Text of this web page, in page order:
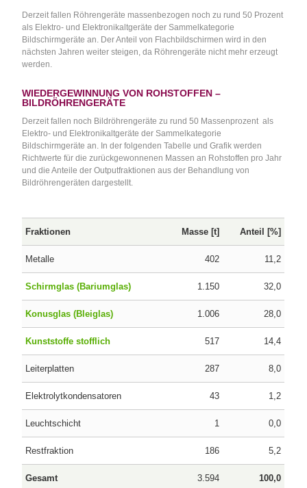
Derzeit fallen Röhrengeräte massenbezogen noch zu rund 50 Prozent
als Elektro- und Elektronikaltgeräte der Sammelkategorie
Bildschirmgeräte an. Der Anteil von Flachbildschirmen wird in den
nächsten Jahren weiter steigen, da Röhrengeräte nicht mehr erzeugt
werden.
WIEDERGEWINNUNG VON ROHSTOFFEN –
BILDRÖHRENGERÄTE
Derzeit fallen noch Bildröhrengeräte zu rund 50 Massenprozent als
Elektro- und Elektronikaltgeräte der Sammelkategorie
Bildschirmgeräte an. In der folgenden Tabelle und Grafik werden
Richtwerte für die zurückgewonnenen Massen an Rohstoffen pro Jahr
und die Anteile der Outputfraktionen aus der Behandlung von
Bildröhrengeräten dargestellt.
Fraktionen Masse [t] Anteil [%]
Metalle 402 11,2
Schirmglas (Bariumglas) 1.150 32,0
Konusglas (Bleiglas) 1.006 28,0
Kunststoffe stofflich 517 14,4
Leiterplatten 287 8,0
Elektrolytkondensatoren 43 1,2
Leuchtschicht 1 0,0
Restfraktion 186 5,2
Gesamt 3.594 100,0